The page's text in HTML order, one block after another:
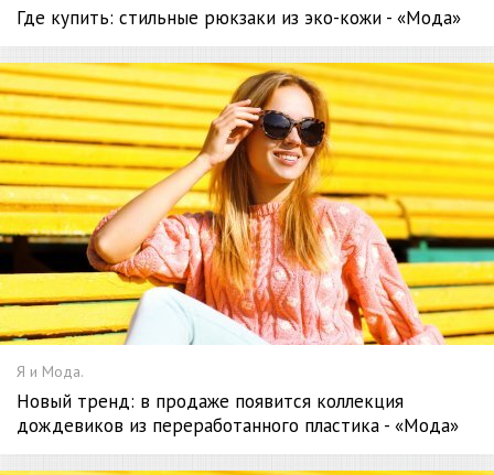
Где купить: стильные рюкзаки из эко-кожи - «Мода»
Я и Мода.
Новый тренд: в продаже появится коллекция
дождевиков из переработанного пластика - «Мода»